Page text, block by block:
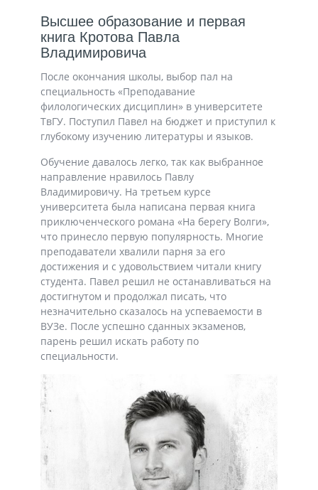
Высшее образование и первая
книга Кротова Павла
Владимировича
После окончания школы, выбор пал на
специальность «Преподавание
филологических дисциплин» в университете
ТвГУ. Поступил Павел на бюджет и приступил к
глубокому изучению литературы и языков.
Обучение давалось легко, так как выбранное
направление нравилось Павлу
Владимировичу. На третьем курсе
университета была написана первая книга
приключенческого романа «На берегу Волги»,
что принесло первую популярность. Многие
преподаватели хвалили парня за его
достижения и с удовольствием читали книгу
студента. Павел решил не останавливаться на
достигнутом и продолжал писать, что
незначительно сказалось на успеваемости в
ВУЗе. После успешно сданных экзаменов,
парень решил искать работу по
специальности.